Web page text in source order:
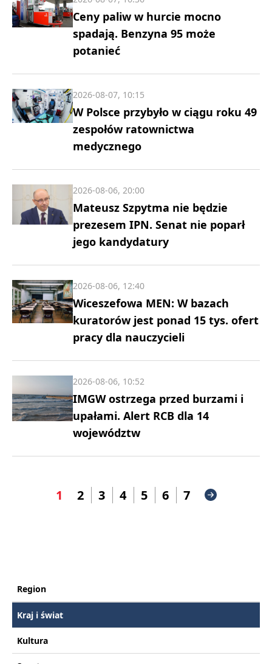
Ceny paliw w hurcie mocno
spadają. Benzyna 95 może
potanieć
W Polsce przybyło w ciągu roku 49
zespołów ratownictwa
medycznego
2026-08-07, 10:15
Mateusz Szpytma nie będzie
prezesem IPN. Senat nie poparł
jego kandydatury
2026-08-06, 20:00
Wiceszefowa MEN: W bazach
kuratorów jest ponad 15 tys. ofert
pracy dla nauczycieli
2026-08-06, 12:40
IMGW ostrzega przed burzami i
upałami. Alert RCB dla 14
województw
2026-08-06, 10:52
1 2 3 4 5 6 7
Region
Kraj i świat
Kultura